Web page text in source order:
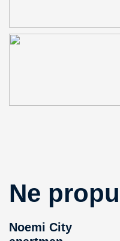
Ne
Noemi City